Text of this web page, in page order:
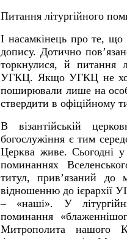
Питання літургійного
І насамкінець про те, що
допису. Дотично
торкнулися, й питання
УГКЦ. Якщо УГКЦ не
поширювали лише на
ствердити в офіційному
В візантійській
богослужіння є тим
Церква живе. Сьогодні
поминаннях
титул, прив’язаний
відношенню до ієрархії
– «наші». У
поминання
Митрополита нашого